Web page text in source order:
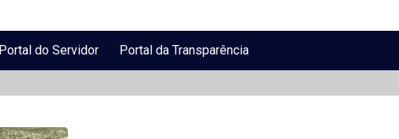
Portal do Servidor Portal da Transparência